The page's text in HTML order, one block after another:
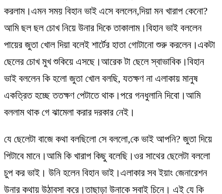
করলাম।এমন সময় বিহান ভাই এসে বললেন,দিয়া মন খারাপ কেনো?
আমি ছল ছল চোখ নিয়ে উনার দিকে তাকালাম।বিহান ভাই বললেন
পায়ের জুতা খোল দিয়া বলেই শার্টের হাতা গোটানো শুরু করলেন।একটা
ছেলের চোখ মুখ শুকিয়ে এসছে।আরেক টা ছেলে স্বাভাবিক।বিহান
ভাই বললেন কি হলো জুতা খোল বলছি, যতক্ষণ না এলাকায় মানুষ
একত্রিত হচ্ছে ততক্ষণ পেটাতে থাক।পরে গনধুলানি দিবো।আমি
বললাম থাক গে ঝামেলা করার দরকার নেই।
যে ছেলেটা বাজে কথা বলছিলো সে বললো,কে ভাই আপনি? জুতা দিয়ে
পিটাবে মানে।আমি কি খারাপ কিছু বলেছি।ওর সাথের ছেলেটা বললো
চুপ কর ভাই। উনি হলেন বিহান ভাই।এলাকার সব ইয়াং জেনারেশন
উনার কথায় উঠাবসা করে।তাছাড়া উনাকে সবাই চিনে। এই যে কি